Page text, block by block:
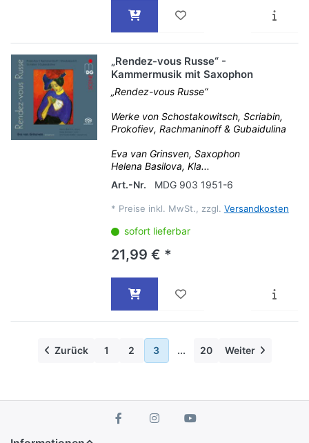
„Rendez-vous Russe“ -
Kammermusik mit Saxophon
„Rendez-vous Russe“
Werke von Schostakowitsch, Scriabin,
Prokofiev, Rachmaninoff & Gubaidulina
Eva van Grinsven, Saxophon
Helena Basilova, Kla...
Art.-Nr.
MDG 903 1951-6
* Preise inkl. MwSt., zzgl. Versandkosten
sofort lieferbar
21,99 € *
Zurück 1 2 3 ... 20 Weiter